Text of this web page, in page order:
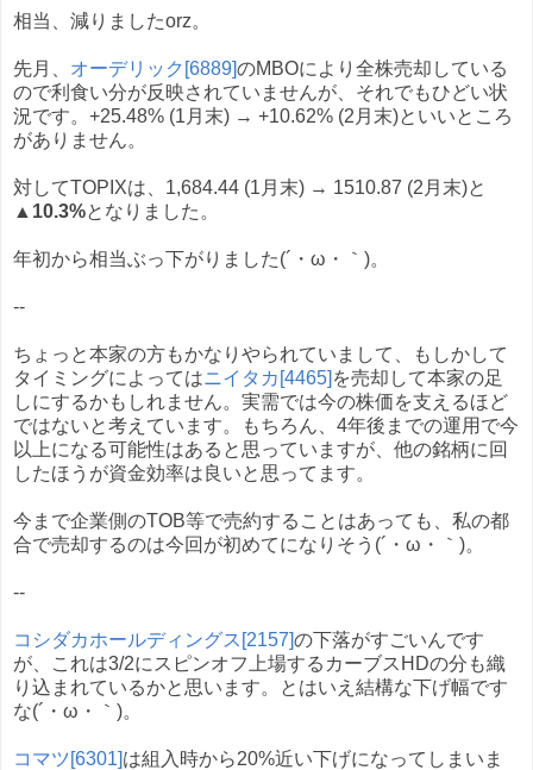
相当、減りましたorz。
先月、 オーデリック[6889]のMBOにより全株売却している
ので利食い分が反映されていませんが、それでもひどい状
況です。+25.48% (1月末) → +10.62% (2月末)といいところ
がありません。
対してTOPIXは、1,684.44 (1月末) → 1510.87 (2月末)と
▲10.3%となりました。
年初から相当ぶっ下がりました(´・ω・｀)。
--
ちょっと本家の方もかなりやられていまして、もしかして
タイミングによってはニイタカ[4465] を売却して本家の足
しにするかもしれません。実需では今の株価を支えるほど
ではないと考えています。もちろん、4年後までの運用で今
以上になる可能性はあると思っていますが、他の銘柄に回
したほうが資金効率は良いと思ってます。
今まで企業側のTOB等で売約することはあっても、私の都
合で売却するのは今回が初めてになりそう(´・ω・｀)。
--
コシダカホールディングス[2157]の下落がすごいんです
が、これは3/2にスピンオフ上場するカーブスHDの分も織
り込まれているかと思います。とはいえ結構な下げ幅です
な(´・ω・｀)。
コマツ[6301]は組入時から20%近い下げになってしまいま